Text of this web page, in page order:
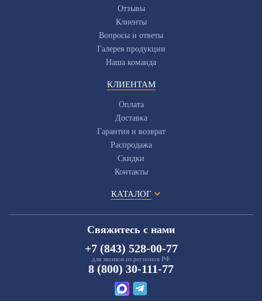
Отзывы
Клиенты
Вопросы и ответы
Галерея продукции
Наша команда
КЛИЕНТАМ
Оплата
Доставка
Гарантия и возврат
Распродажа
Скидки
Контакты
КАТАЛОГ
Свяжитесь с нами
+7 (843) 528-00-77
для звонков из регионов РФ
8 (800) 30-111-77